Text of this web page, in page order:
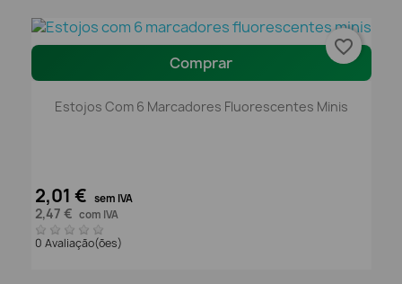
Comprar
Estojos Com 6 Marcadores Fluorescentes Minis
2,01 € sem IVA
2,47 € com IVA
0 Avaliação(ões)
favorite_border